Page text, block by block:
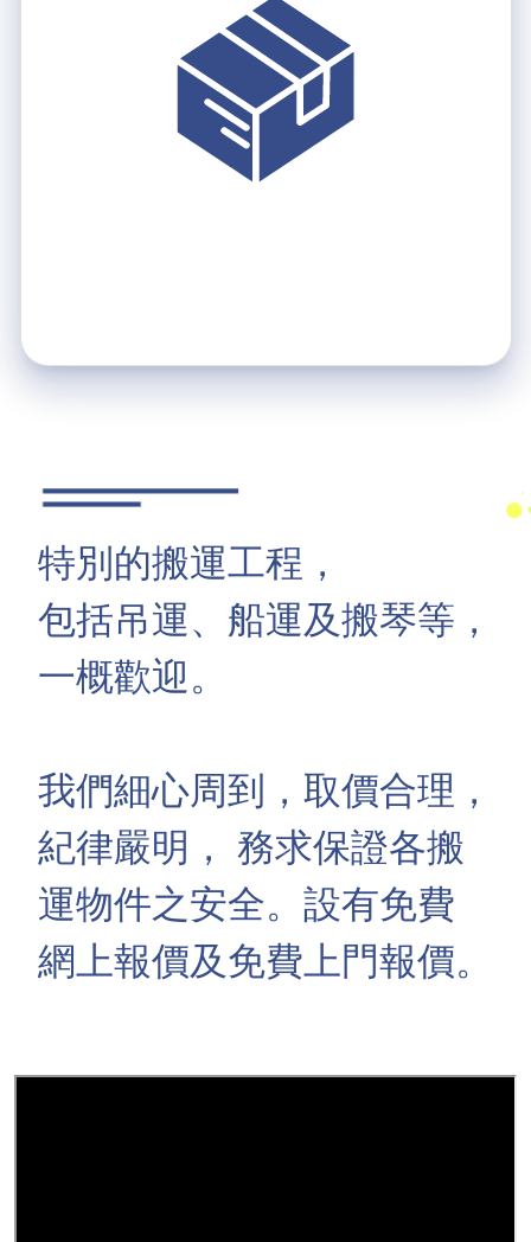
特別的搬運工程，
包括吊運、船運及搬琴等，
一概歡迎。
我們細心周到，取價合理，
紀律嚴明， 務求保證各搬
運物件之安全。設有免費
網上報價及免費上門報價。